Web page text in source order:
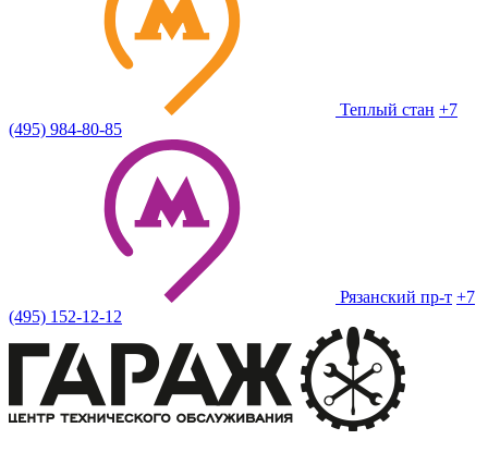
Теплый стан +7
(495) 984-80-85
Рязанский пр-т +7
(495) 152-12-12